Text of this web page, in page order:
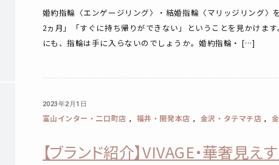
婚約指輪〈エンゲージリング〉・結婚指輪〈マリッジリング〉
2ヵ月」「すぐに持ち帰りができない」ということを見かけま
にも、指輪は手に入らないのでしょうか。婚約指輪・ […]
2023年2月1日
富山インター・二口町店 , 福井・開発本店 , 金沢・タテマチ店 ,
【ブランド紹介】VIVAGE・華奢見え